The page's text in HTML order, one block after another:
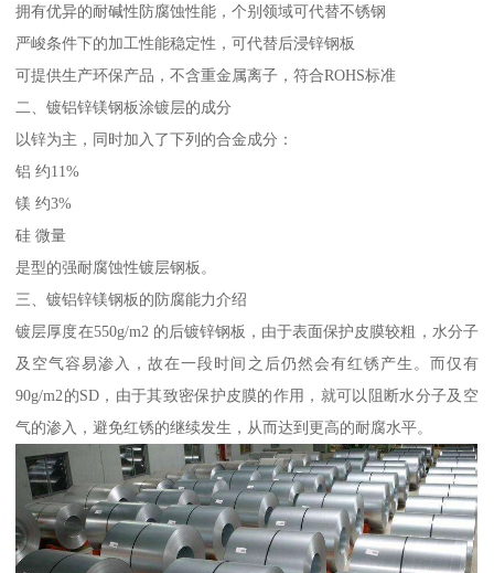
拥有优异的耐碱性防腐蚀性能，个别领域可代替不锈钢
严峻条件下的加工性能稳定性，可代替后浸锌钢板
可提供生产环保产品，不含重金属离子，符合ROHS标准
二、镀铝锌镁钢板涂镀层的成分
以锌为主，同时加入了下列的合金成分：
铝 约11%
镁 约3%
硅 微量
是型的强耐腐蚀性镀层钢板。
三、镀铝锌镁钢板的防腐能力介绍
镀层厚度在550g/m2 的后镀锌钢板，由于表面保护皮膜较粗，水分子
及空气容易渗入，故在一段时间之后仍然会有红锈产生。而仅有
90g/m2的SD，由于其致密保护皮膜的作用，就可以阻断水分子及空
气的渗入，避免红锈的继续发生，从而达到更高的耐腐水平。